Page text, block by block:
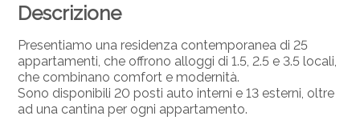
Descrizione
Presentiamo una residenza contemporanea di 25
appartamenti, che offrono alloggi di 1.5, 2.5 e 3.5 locali,
che combinano comfort e modernità.
Sono disponibili 20 posti auto interni e 13 esterni, oltre
ad una cantina per ogni appartamento.